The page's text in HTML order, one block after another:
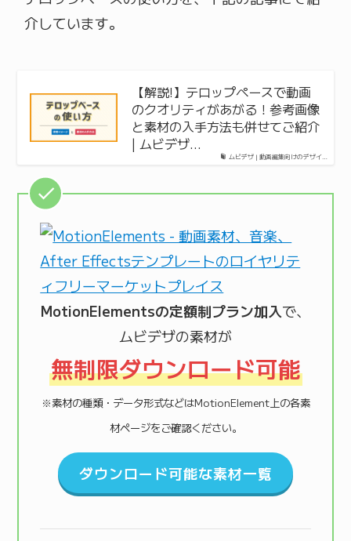
介しています。
ムビデザ | 動画編集向けのデザイ…
【解説!】テロップペースで動画
のクオリティがあがる！参考画像
と素材の入手方法も併せてご紹介
| ムビデザ…
MotionElementsの定額制プラン加入で、
ムビデザの素材が
無制限ダウンロード可能
※素材の種類・データ形式などはMotionElement上の各素
材ページをご確認ください。
ダウンロード可能な素材一覧